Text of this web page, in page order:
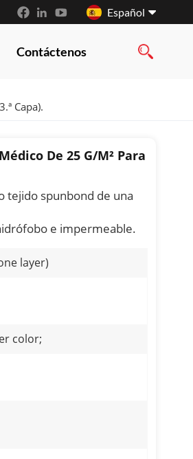
Español
español
العربية
Contáctenos
Capa).
De 25 G/m² Para
tejido spunbond de una
e impermeable.
layer)
color;